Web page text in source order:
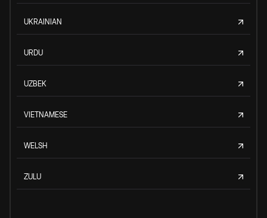
UKRAINIAN
URDU
UZBEK
VIETNAMESE
WELSH
ZULU